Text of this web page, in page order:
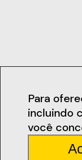
Para
incluindo
você